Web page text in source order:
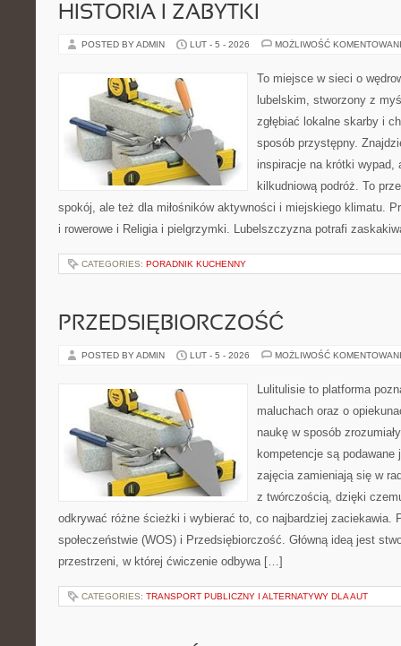
HISTORIA I ZABYTKI
POSTED BY ADMIN LUT - 5 - 2026 MOŻLIWOŚĆ
To miejsce w sieci o
lubelskim, stworzony z
zgłębiać lokalne skarby i
sposób przystępny.
inspiracje na krótki wypad,
kilkudniową podróż. To
spokój, ale też dla miłośników aktywności i miejskiego klimatu.
i rowerowe i Religia i pielgrzymki. Lubelszczyzna potrafi
CATEGORIES: PORADNIK KUCHENNY
PRZEDSIĘBIORCZOŚĆ
POSTED BY ADMIN LUT - 5 - 2026 MOŻLIWOŚĆ
Lulitulisie to platforma
maluchach oraz o
naukę w sposób
kompetencje są
zajęcia zamieniają się w
z twórczością, dzięki
odkrywać różne ścieżki i wybierać to, co najbardziej zaciekawia.
społeczeństwie (WOS) i Przedsiębiorczość. Główną ideą jest
przestrzeni, w której ćwiczenie odbywa […]
CATEGORIES: TRANSPORT PUBLICZNY I ALTERNATYWY DLA AUT